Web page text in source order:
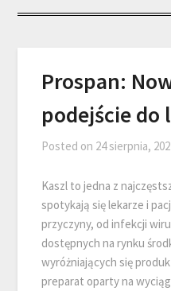
Prospan:
podejście do
Posted on 24 sierpnia,
Kaszl to jedna z
spotykają się lekarze i
przyczyny, od infekcji
dostępnych na rynku
wyróżniających się
preparat oparty na